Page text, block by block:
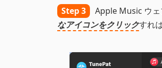
Step 3
Apple Music ウェ
なアイコンをクリックすれ